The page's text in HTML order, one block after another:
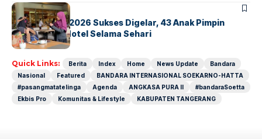
BERITAINDEX
GM For A Day 2026 Sukses Digelar, 43 Anak Pimpin
Operasional Hotel Selama Sehari
Quick Links: Berita Index Home News Update
Bandara
Nasional
Featured
BANDARA INTERNASIONAL SOEKARNO-HATTA
#pasangmatatelinga
Agenda ANGKASA PURA II
#bandaraSoetta
Ekbis Pro
Komunitas & Lifestyle KABUPATEN TANGERANG